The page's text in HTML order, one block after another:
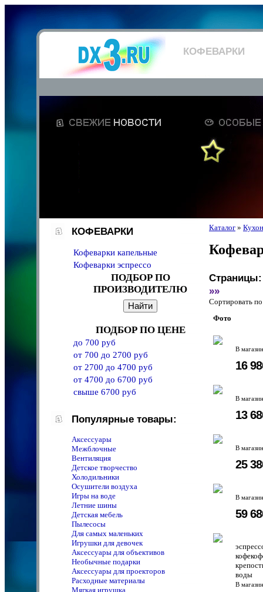
КОФЕВАРКИ
КОФЕВАРКИ
Кофеварки капельные
Кофеварки эспрессо
ПОДБОР ПО
ПРОИЗВОДИТЕЛЮ
ПОДБОР ПО ЦЕНЕ
до 700 руб
от 700 до 2700 руб
от 2700 до 4700 руб
от 4700 до 6700 руб
свыше 6700 руб
Популярные товары:
Аксессуары
Межблочные
Вентиляция
Детское творчество
Холодильники
Осушители воздуха
Игры на воде
Летние шины
Детская мебель
Пылесосы
Для самых маленьких
Игрушки для девочек
Аксессуары для объективов
Необычные подарки
Аксессуары для проекторов
Расходные материалы
Мягкая игрушка
Каталог »
Страницы:
»»
Сортировать
Фото
В
16
В
13
В
25
В
59
воды
В